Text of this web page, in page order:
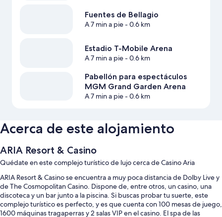
Fuentes de Bellagio
A 7 min a pie- 0.6 km
Estadio T-Mobile Arena
A 7 min a pie- 0.6 km
Pabellón para espectáculos
MGM Grand Garden Arena
A 7 min a pie- 0.6 km
Acerca de este alojamiento
ARIA Resort & Casino
Quédate en este complejo turístico de lujo cerca de Casino Aria
ARIA Resort & Casino se encuentra a muy poca distancia de Dolby Live y
de The Cosmopolitan Casino. Dispone de, entre otros, un casino, una
discoteca y un bar junto a la piscina. Si buscas probar tu suerte, este
complejo turístico es perfecto, y es que cuenta con 100 mesas de juego,
1600 máquinas tragaperras y 2 salas VIP en el casino. El spa de las